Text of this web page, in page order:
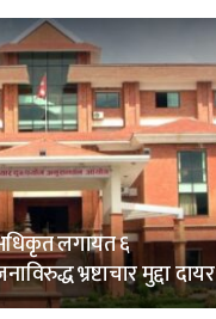
लगायत ६
भ्रष्टाचार मुद्दा दायर